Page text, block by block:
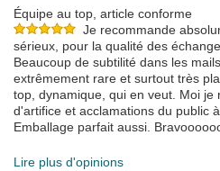
Équipe au top, article conforme
Je recommande
sérieux, pour la qualité des
Beaucoup de subtilité dans les
extrêmement rare et surtout très
top, dynamique, qui en veut. Moi
d'artifice et acclamations du public
Emballage parfait aussi.
Publié le 2024-06-13 par Nathalie
Lire plus d'opinions